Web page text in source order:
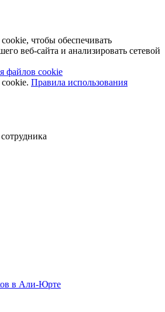
чтобы обеспечивать
веб-сайта и анализировать сетевой
файлов cookie
Правила использования
в Али-Юрте